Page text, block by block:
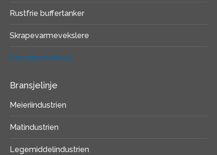
Rustfrie buffertanker
Skrapevarmevekslere
Process moduler
Bransjelinje
Meieriindustrien
Matindustrien
Legemiddelindustrien